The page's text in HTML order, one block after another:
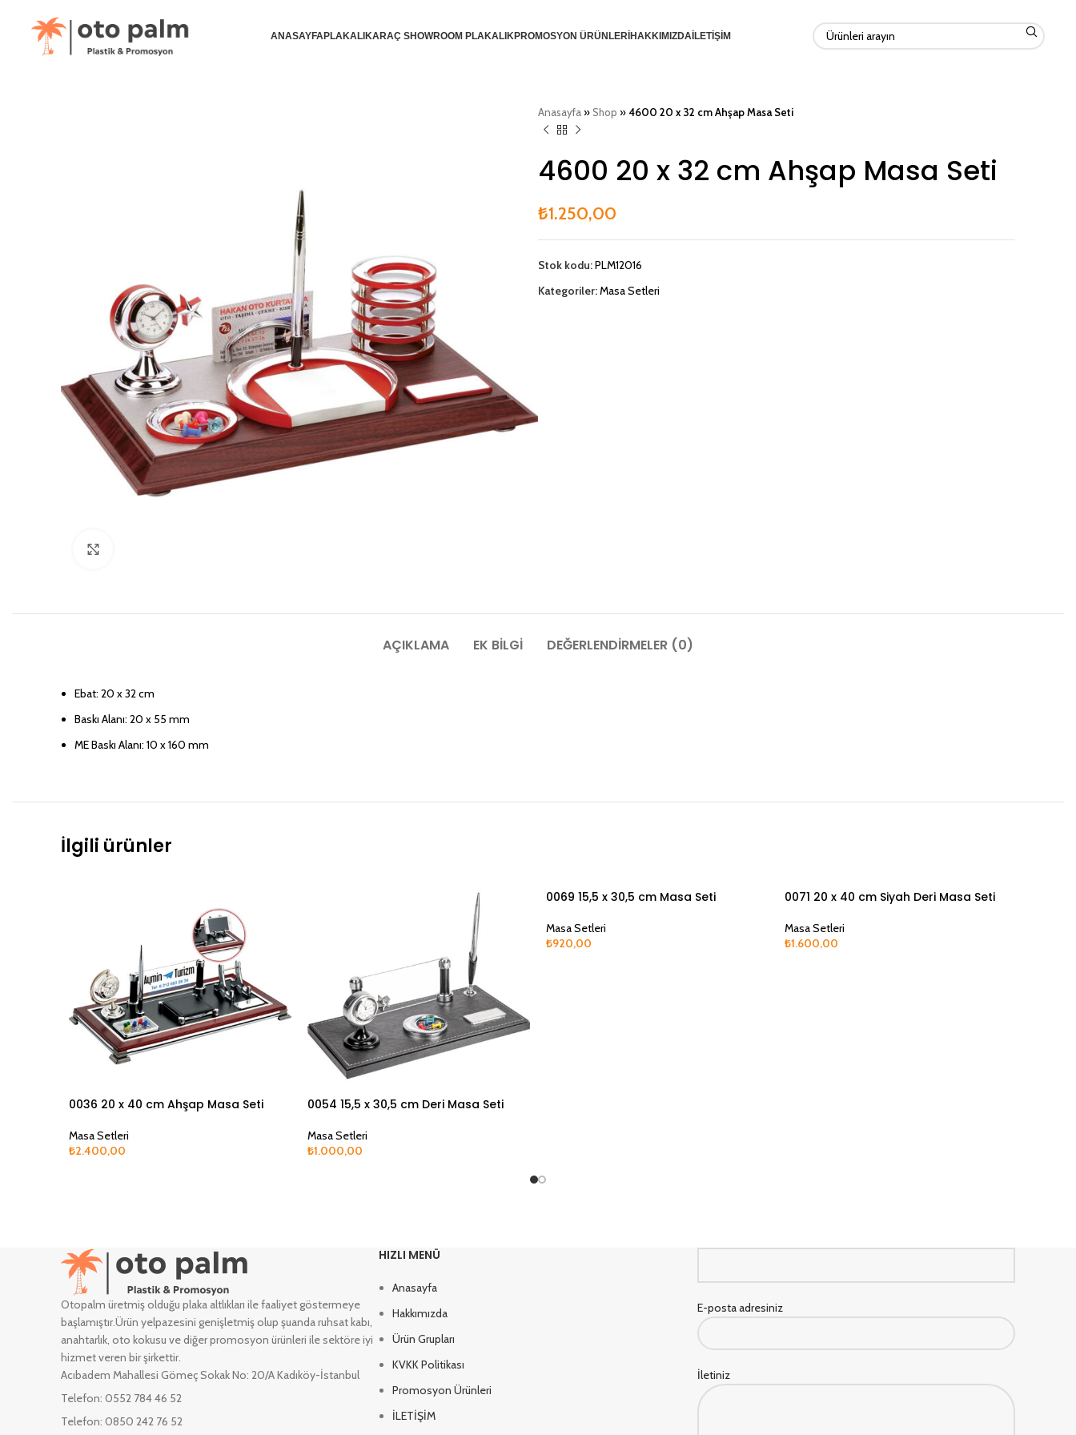
ANASAYFAPLAKALIKARAÇ SHOWROOM PLAKALIKPROMOSYON ÜRÜNLERİ HAKKIMIZDA İLETİŞİM
Anasayfa»Shop »4600 20 x 32 cm Ahşap Masa Seti
4600 20 x 32 cm Ahşap Masa Seti
₺1.250,00
Stok kodu:PLM12016
Kategoriler:Masa Setleri
AÇIKLAMA EK BILGI DEĞERLENDIRMELER (0)
Ebat: 20 x 32 cm
Baskı Alanı: 20 x 55 mm
ME Baskı Alanı: 10 x 160 mm
İlgili ürünler
0036 20 x 40 cm Ahşap Masa Seti
Masa Setleri
₺2.400,00
0054 15,5 x 30,5 cm Deri Masa Seti
Masa Setleri
₺1.000,00
0069 15,5 x 30,5 cm Masa Seti
Masa Setleri
₺920,00
SOLD
0071 20 x 40 cm Siyah Deri Masa Seti
Masa Setleri
₺1.600,00
Otopalm üretmiş olduğu plaka altlıkları ile faaliyet göstermeye
başlamıştır.Ürün yelpazesini genişletmiş olup şuanda ruhsat kabı,
anahtarlık, oto kokusu ve diğer promosyon ürünleri ile sektöre iyi
hizmet veren bir şirkettir.
Acıbadem Mahallesi Gömeç Sokak No: 20/A Kadıköy-İstanbul
Telefon: 0552 784 46 52
Telefon: 0850 242 76 52
HIZLI MENÜ
Anasayfa
Hakkımızda
Ürün Grupları
KVKK Politikası
Promosyon Ürünleri
İLETİŞİM
E-posta adresiniz
İletiniz